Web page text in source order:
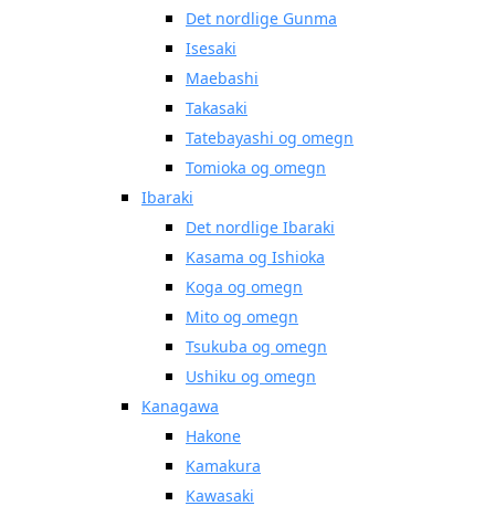
Det nordlige Gunma
Isesaki
Maebashi
Takasaki
Tatebayashi og omegn
Tomioka og omegn
Ibaraki
Det nordlige Ibaraki
Kasama og Ishioka
Koga og omegn
Mito og omegn
Tsukuba og omegn
Ushiku og omegn
Kanagawa
Hakone
Kamakura
Kawasaki